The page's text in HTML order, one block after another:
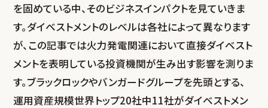
を固めている中、そのビジネスインパクトを見ていきま
す。ダイベストメントのレベルは各社によって異なります
が、この記事では火力発電関連において直接ダイベスト
メントを表明している投資機関が生み出す影響を測りま
す。ブラックロックやバンガードグループを先頭とする、
運用資産規模世界トップ20社中11社がダイベストメン